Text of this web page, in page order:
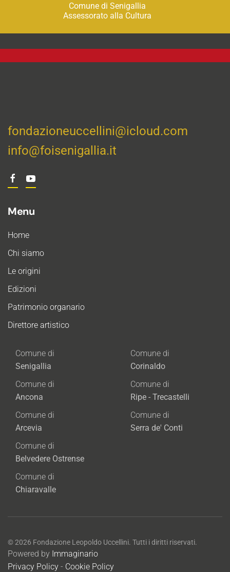
Comune di Senigallia
Assessorato alla Cultura
fondazioneuccellini@icloud.com
info@foisenigallia.it
Menu
Home
Chi siamo
Le origini
Edizioni
Patrimonio organario
Direttore artistico
Comune di
Senigallia
Comune di
Ancona
Comune di
Arcevia
Comune di
Belvedere Ostrense
Comune di
Chiaravalle
Comune di
Corinaldo
Comune di
Ripe - Trecastelli
Comune di
Serra de' Conti
©2026 Fondazione Leopoldo Uccellini. Tutti i diritti riservati.
Powered by Immaginario
Privacy Policy - Cookie Policy